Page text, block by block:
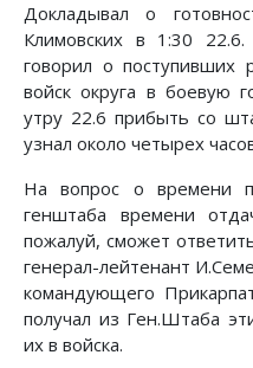
Докладывал о
Климовских в 1:30
говорил о поступивших
войск округа в боевую
утру 22.6 прибыть со
узнал около четырех
На вопрос о времени
генштаба времени
пожалуй, сможет
генерал-лейтенант
командующего
получал из Ген.Штаба
их в войска.